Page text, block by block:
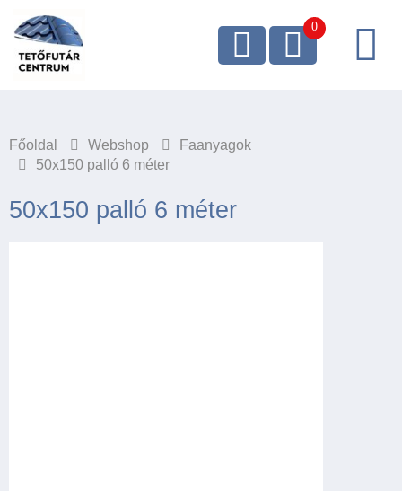
Főoldal Webshop
Faanyagok
50x150 palló 6 méter
50x150 palló 6 méter